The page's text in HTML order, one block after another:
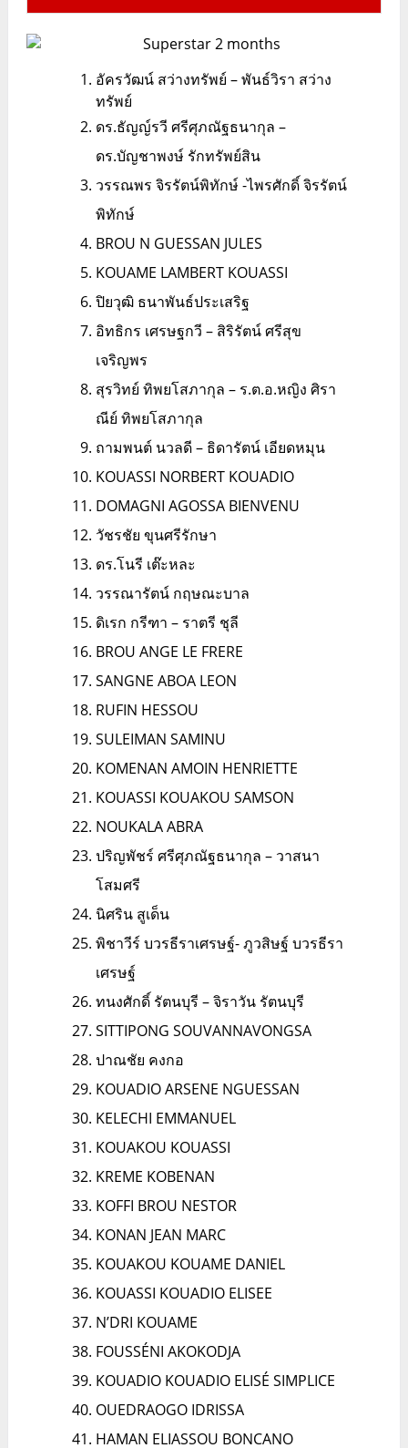
อัครวัฒน์ สว่างทรัพย์ – พันธ์วิรา สว่าง
ทรัพย์
ดร.ธัญญ์รวี ศรีศุภณัฐธนากุล –
ดร.บัญชาพงษ์ รักทรัพย์สิน
วรรณพร จิรรัตน์พิทักษ์ -ไพรศักดิ์ จิรรัตน์
พิทักษ์
BROU N GUESSAN JULES
KOUAME LAMBERT KOUASSI
ปิยวุฒิ ธนาพันธ์ประเสริฐ
อิทธิกร เศรษฐกวี – สิริรัตน์ ศรีสุข
เจริญพร
สุรวิทย์ ทิพยโสภากุล – ร.ต.อ.หญิง ศิรา
ณีย์ ทิพยโสภากุล
ถามพนต์ นวลดี – ธิดารัตน์ เอียดหมุน
KOUASSI NORBERT KOUADIO
DOMAGNI AGOSSA BIENVENU
วัชรชัย ขุนศรีรักษา
ดร.โนรี เต๊ะหละ
วรรณารัตน์ กฤษณะบาล
ดิเรก กรีฑา – ราตรี ชุลี
BROU ANGE LE FRERE
SANGNE ABOA LEON
RUFIN HESSOU
SULEIMAN SAMINU
KOMENAN AMOIN HENRIETTE
KOUASSI KOUAKOU SAMSON
NOUKALA ABRA
ปริญพัชร์ ศรีศุภณัฐธนากุล – วาสนา
โสมศรี
นิศริน สูเด็น
พิชาวีร์ บวรธีราเศรษฐ์- ภูวสิษฐ์ บวรธีรา
เศรษฐ์
ทนงศักดิ์ รัตนบุรี – จิราวัน รัตนบุรี
SITTIPONG SOUVANNAVONGSA
ปาณชัย คงกอ
KOUADIO ARSENE NGUESSAN
KELECHI EMMANUEL
KOUAKOU KOUASSI
KREME KOBENAN
KOFFI BROU NESTOR
KONAN JEAN MARC
KOUAKOU KOUAME DANIEL
KOUASSI KOUADIO ELISEE
N’DRI KOUAME
FOUSSÉNI AKOKODJA
KOUADIO KOUADIO ELISÉ SIMPLICE
OUEDRAOGO IDRISSA
HAMAN ELIASSOU BONCANO